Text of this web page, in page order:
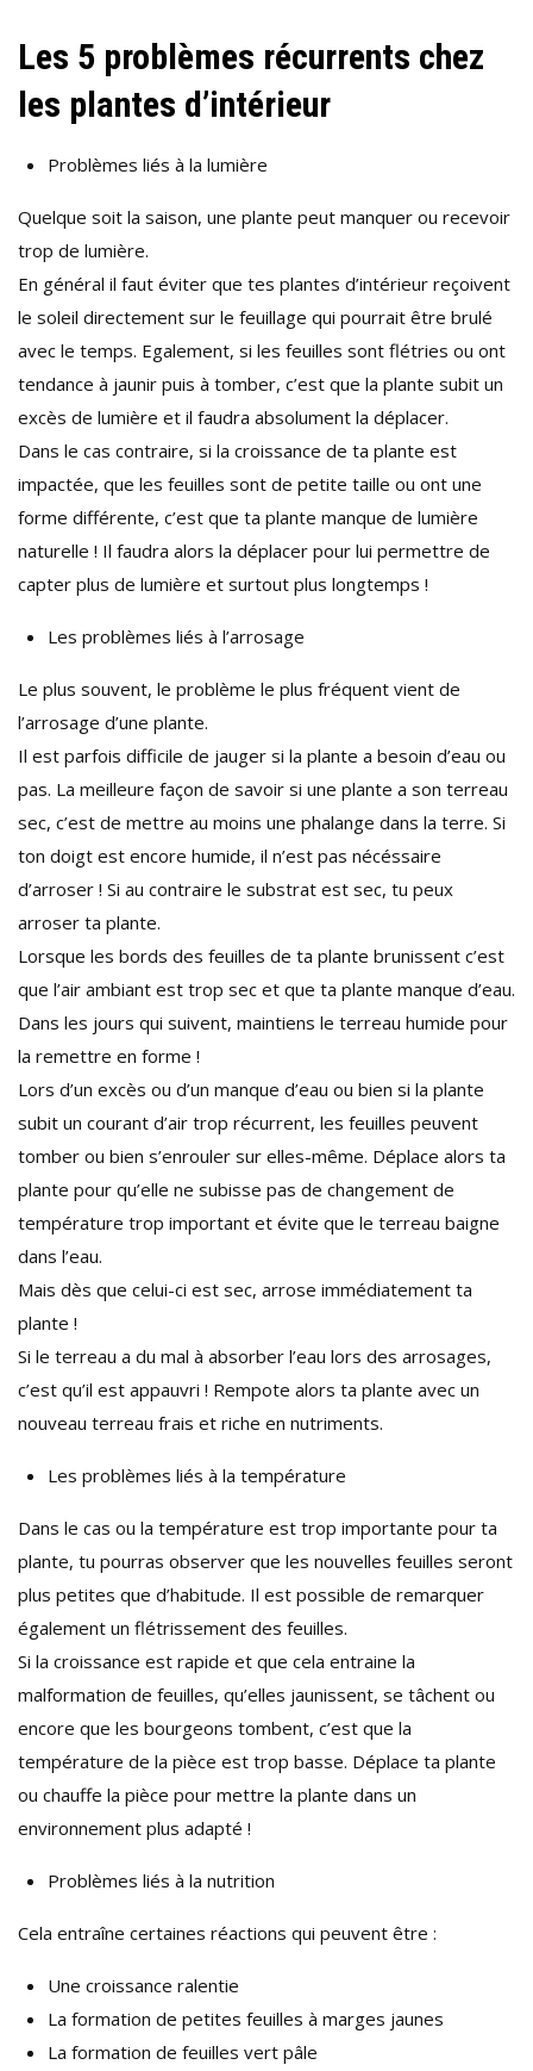
Les 5 problèmes récurrents chez
les plantes d’intérieur
Problèmes liés à la lumière
Quelque soit la saison, une plante peut manquer ou recevoir
trop de lumière.
En général il faut éviter que tes plantes d’intérieur reçoivent
le soleil directement sur le feuillage qui pourrait être brulé
avec le temps. Egalement, si les feuilles sont flétries ou ont
tendance à jaunir puis à tomber, c’est que la plante subit un
excès de lumière et il faudra absolument la déplacer.
Dans le cas contraire, si la croissance de ta plante est
impactée, que les feuilles sont de petite taille ou ont une
forme différente, c’est que ta plante manque de lumière
naturelle ! Il faudra alors la déplacer pour lui permettre de
capter plus de lumière et surtout plus longtemps !
Les problèmes liés à l’arrosage
Le plus souvent, le problème le plus fréquent vient de
l’arrosage d’une plante.
Il est parfois difficile de jauger si la plante a besoin d’eau ou
pas. La meilleure façon de savoir si une plante a son terreau
sec, c’est de mettre au moins une phalange dans la terre. Si
ton doigt est encore humide, il n’est pas nécéssaire
d’arroser ! Si au contraire le substrat est sec, tu peux
arroser ta plante.
Lorsque les bords des feuilles de ta plante brunissent c’est
que l’air ambiant est trop sec et que ta plante manque d’eau.
Dans les jours qui suivent, maintiens le terreau humide pour
la remettre en forme !
Lors d’un excès ou d’un manque d’eau ou bien si la plante
subit un courant d’air trop récurrent, les feuilles peuvent
tomber ou bien s’enrouler sur elles-même. Déplace alors ta
plante pour qu’elle ne subisse pas de changement de
température trop important et évite que le terreau baigne
dans l’eau.
Mais dès que celui-ci est sec, arrose immédiatement ta
plante !
Si le terreau a du mal à absorber l’eau lors des arrosages,
c’est qu’il est appauvri ! Rempote alors ta plante avec un
nouveau terreau frais et riche en nutriments.
Les problèmes liés à la température
Dans le cas ou la température est trop importante pour ta
plante, tu pourras observer que les nouvelles feuilles seront
plus petites que d’habitude. Il est possible de remarquer
également un flétrissement des feuilles.
Si la croissance est rapide et que cela entraine la
malformation de feuilles, qu’elles jaunissent, se tâchent ou
encore que les bourgeons tombent, c’est que la
température de la pièce est trop basse. Déplace ta plante
ou chauffe la pièce pour mettre la plante dans un
environnement plus adapté !
Problèmes liés à la nutrition
Cela entraîne certaines réactions qui peuvent être :
Une croissance ralentie
La formation de petites feuilles à marges jaunes
La formation de feuilles vert pâle